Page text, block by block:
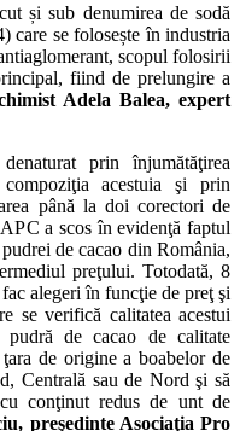
și sub denumirea de sodă
care se folosește în industria
scopul folosirii
fiind de prelungire a
Adela Balea, expert
prin înjumătăţirea
acestuia şi prin
până la doi corectori de
a scos în evidenţă faptul
de cacao din România,
preţului. Totodată, 8
alegeri în funcţie de preţ şi
se verifică calitatea acestui
de cacao de calitate
de origine a boabelor de
Centrală sau de Nord şi să
conţinut redus de unt de
preşedinte Asociaţia Pro